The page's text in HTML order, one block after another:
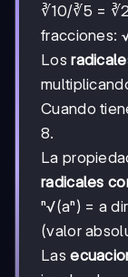
∛10/∛5 =
fracciones:
Los
Cuando
8.
La
radicales
ⁿ√(aⁿ) = a
(valor
Las